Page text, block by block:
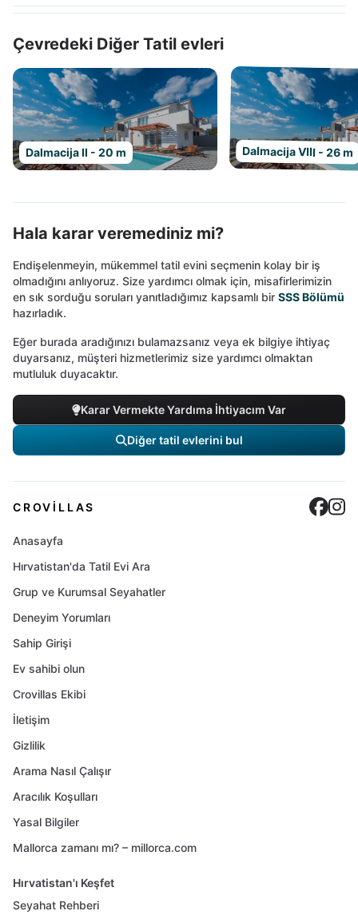
Çevredeki Diğer Tatil evleri
Dalmacija II - 20 m Dalmacija VIII - 26 m
Hala karar veremediniz mi?
Endişelenmeyin, mükemmel tatil evini seçmenin kolay bir iş
olmadığını anlıyoruz. Size yardımcı olmak için, misafirlerimizin
en sık sorduğu soruları yanıtladığımız kapsamlı bir SSS Bölümü
hazırladık.
Eğer burada aradığınızı bulamazsanız veya ek bilgiye ihtiyaç
duyarsanız, müşteri hizmetlerimiz size yardımcı olmaktan
mutluluk duyacaktır.
Karar Vermekte Yardıma İhtiyacım Var
Diğer tatil evlerini bul
CROVILLAS
Anasayfa
Hırvatistan'da Tatil Evi Ara
Grup ve Kurumsal Seyahatler
Deneyim Yorumları
Sahip Girişi
Ev sahibi olun
Crovillas Ekibi
İletişim
Gizlilik
Arama Nasıl Çalışır
Aracılık Koşulları
Yasal Bilgiler
Mallorca zamanı mı? – millorca.com
Hırvatistan'ı Keşfet
Seyahat Rehberi